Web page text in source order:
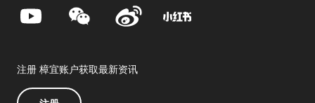
注册 樟宜账户获取最新资讯